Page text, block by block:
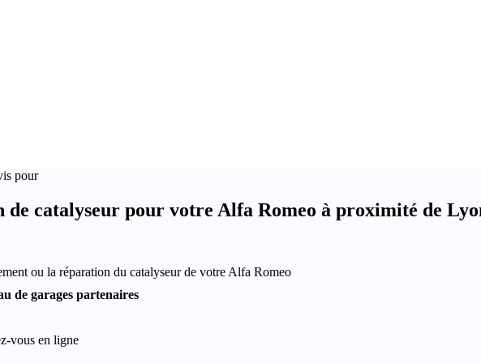
pour
de catalyseur pour votre Alfa Romeo à proximité de
ou la réparation du catalyseur de votre Alfa Romeo
de garages partenaires
vous en ligne